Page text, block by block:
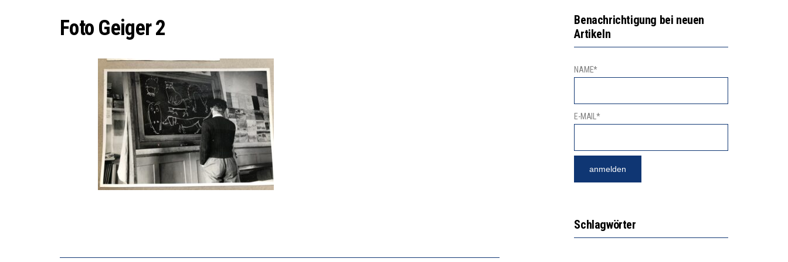
Foto Geiger 2
Benachrichtigung bei neuen
Artikeln
NAME*
E-MAIL*
Schlagwörter